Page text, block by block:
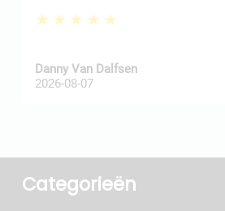
★★★★★
Danny Van Dalfsen
2026-08-07
Categorieën